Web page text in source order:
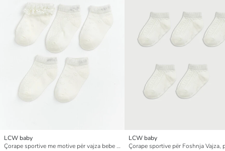
LCW baby
Çorape sportive me motive për vajza bebe 5-pako
LCW baby